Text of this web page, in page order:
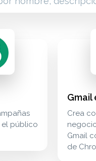
de email de
campañas de
el público
gmail en
Gmail
Crea
Gmail
de